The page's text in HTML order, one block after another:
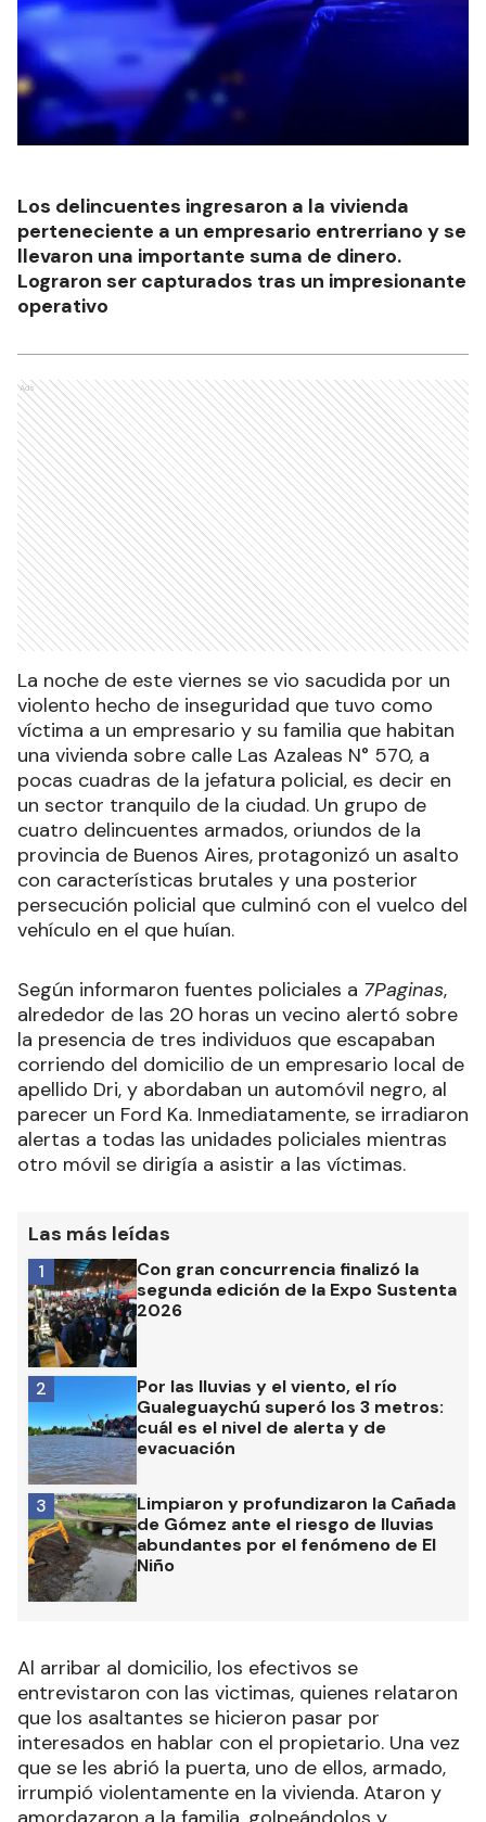
Los delincuentes ingresaron a la vivienda
perteneciente a un empresario entrerriano y se
llevaron una importante suma de dinero.
Lograron ser capturados tras un impresionante
operativo
Ads
La noche de este viernes se vio sacudida por un
violento hecho de inseguridad que tuvo como
víctima a un empresario y su familia que habitan
una vivienda sobre calle Las Azaleas N° 570, a
pocas cuadras de la jefatura policial, es decir en
un sector tranquilo de la ciudad. Un grupo de
cuatro delincuentes armados, oriundos de la
provincia de Buenos Aires, protagonizó un asalto
con características brutales y una posterior
persecución policial que culminó con el vuelco del
vehículo en el que huían.
Según informaron fuentes policiales a 7Paginas,
alrededor de las 20 horas un vecino alertó sobre
la presencia de tres individuos que escapaban
corriendo del domicilio de un empresario local de
apellido Dri, y abordaban un automóvil negro, al
parecer un Ford Ka. Inmediatamente, se irradiaron
alertas a todas las unidades policiales mientras
otro móvil se dirigía a asistir a las víctimas.
Las más leídas
Con gran concurrencia finalizó la
segunda edición de la Expo Sustenta
2026
1
Por las lluvias y el viento, el río
Gualeguaychú superó los 3 metros:
cuál es el nivel de alerta y de
evacuación
2
Limpiaron y profundizaron la Cañada
de Gómez ante el riesgo de lluvias
abundantes por el fenómeno de El
Niño
3
Al arribar al domicilio, los efectivos se
entrevistaron con las victimas, quienes relataron
que los asaltantes se hicieron pasar por
interesados en hablar con el propietario. Una vez
que se les abrió la puerta, uno de ellos, armado,
irrumpió violentamente en la vivienda. Ataron y